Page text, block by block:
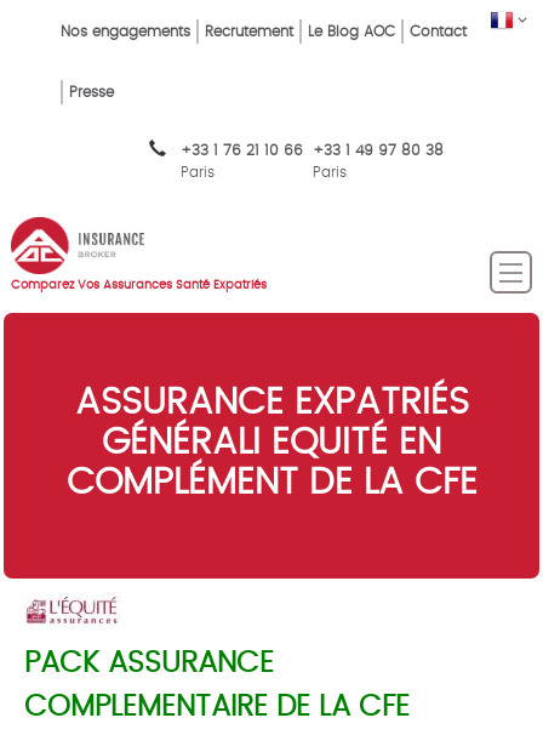
content
FR
Top
Menu
FR
Nos engagements Recrutement Le Blog AOC Contact
Presse
+33 1 76 21 10 66
Paris
+33 1 49 97 80 38
Paris
Comparez Vos Assurances Santé Expatriés
ASSURANCE EXPATRIÉS
GÉNÉRALI EQUITÉ EN
COMPLÉMENT DE LA CFE
PACK ASSURANCE
COMPLEMENTAIRE DE LA CFE